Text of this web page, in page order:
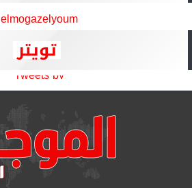
elmogazelyoum
تويتر
Tweets by